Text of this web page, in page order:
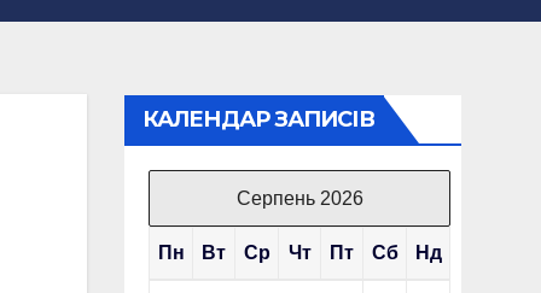
КАЛЕНДАР ЗАПИСІВ
Серпень 2026
Пн Вт Ср Чт Пт Сб Нд